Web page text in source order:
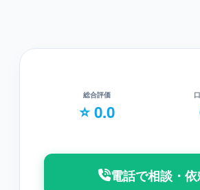
総合評価
⭐ 0.0
電話で相談・